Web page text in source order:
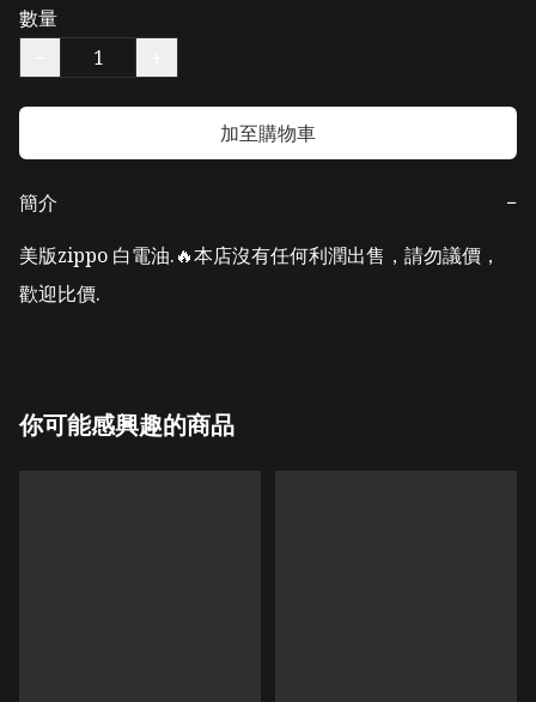
數量
加至購物車
簡介
−
美版zippo 白電油.🔥本店沒有任何利潤出售，請勿議價，
歡迎比價.
你可能感興趣的商品